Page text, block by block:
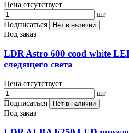
Цена отсутствует
шт
Подписаться
Нет в наличии
Под заказ
LDR Astro 600 cood white
следящего света
Цена отсутствует
шт
Подписаться
Нет в наличии
Под заказ